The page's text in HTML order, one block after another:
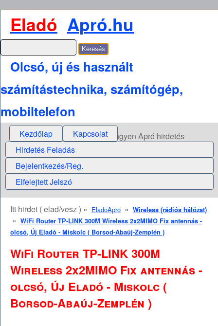
Eladó Apró.hu
Olcsó, új és használt
számítástechnika, számítógép,
mobiltelefon
Kezdőlap Kapcsolat
Ingyen Apró hirdetés
Hirdetés Feladás
Bejelentkezés/Reg.
Elfelejtett Jelszó
Itt hirdet ( elad/vesz ) » EladoApro » Wireless (rádiós hálózat)
» WiFi Router TP-LINK 300M Wireless 2x2MIMO Fix antennás -
olcsó, Új Eladó - Miskolc ( Borsod-Abaúj-Zemplén )
WiFi Router TP-LINK 300M
Wireless 2x2MIMO Fix antennás -
olcsó, Új Eladó - Miskolc (
Borsod-Abaúj-Zemplén )